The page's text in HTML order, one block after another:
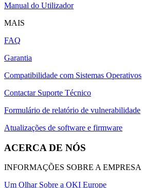
Manual do Utilizador
MAIS
FAQ
Garantia
Compatibilidade com Sistemas Operativos
Contactar Suporte Técnico
Formulário de relatório de vulnerabilidade
Atualizações de software e firmware
ACERCA DE NÓS
INFORMAÇÕES SOBRE A EMPRESA
Um Olhar Sobre a OKI Europe